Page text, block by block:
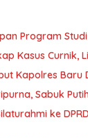
Program
Kasus Curnik,
Kapolres
Sabuk
ke